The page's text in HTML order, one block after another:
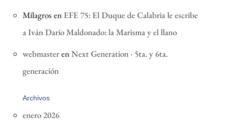
Milagrosen EFE 75: El Duque de Calabria le escribe
a Iván Darío Maldonado: la Marisma y el llano
webmasterenNext Generation · 5ta. y 6ta.
generación
Archivos
enero 2026